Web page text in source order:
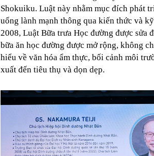
Shokuiku. Luật này nhằm mục đích phát
uống lành mạnh thông qua kiến thức và
2008, Luật Bữa trưa Học đường được
bữa ăn học đường được mở rộng, không
hiểu về văn hóa ẩm thực, bối cảnh môi
xuất đến tiêu thụ và dọn dẹp.